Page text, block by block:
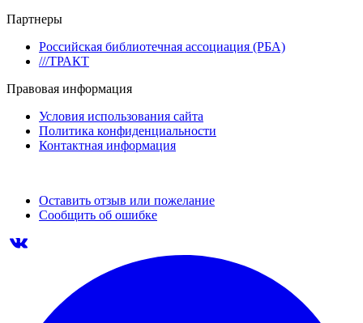
Партнеры
Российская библиотечная ассоциация (РБА)
///ТРАКТ
Правовая информация
Условия использования сайта
Политика конфиденциальности
Контактная информация
Оставить отзыв или пожелание
Сообщить об ошибке